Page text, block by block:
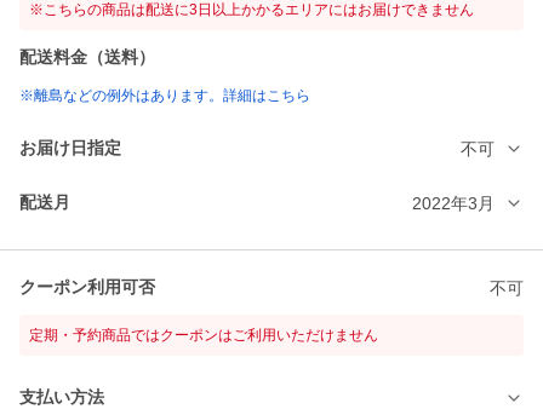
※こちらの商品は配送に3日以上かかるエリアにはお届けできません
配送料金（送料）
※離島などの例外はあります。詳細はこちら
お届け日指定 不可
配送月 2022年3月
クーポン利用可否 不可
定期・予約商品ではクーポンはご利用いただけません
支払い方法